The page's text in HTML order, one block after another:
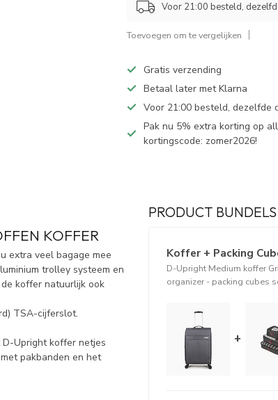
Voor 21:00 besteld,
Toevoegen om te vergelijken
Gratis verzending
Betaal later met Klarna
Voor 21:00 besteld, dezelfde
Pak nu 5% extra korting op
kortingscode: zomer2026!
KOFFER
extra veel bagage mee
trolley systeem en
koffer natuurlijk ook
TSA-cijferslot.
Upright koffer netjes
pakbanden en het
PRODUCT BUNDELS
Koffer + Packing
D-Upright Medium koffer
organizer - packing cubes
+